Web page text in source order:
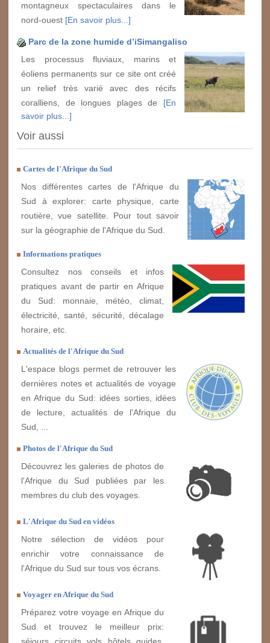
montagneux spectaculaires dans le
nord-ouest [En savoir plus...]
Parc de la zone humide d’iSimangaliso
Les processus fluviaux, marins et
éoliens permanents sur ce site ont créé
un relief très varié avec des récifs
coralliens, de longues plages de [En
savoir plus...]
Voir aussi
Cartes de l'Afrique du Sud
Nos différentes cartes de l'Afrique du
Sud à explorer: carte physique, carte
routière, vue satellite. Pour tout savoir
sur la géographie de l'Afrique du Sud.
Informations pratiques
Consultez nos conseils et infos
pratiques avant de partir en Afrique
du Sud: monnaie, météo, climat,
électricité, santé, sécurité, décalage
horaire, etc.
Actualités de l'Afrique du Sud
L'espace blogs permet de retrouver les
dernières notes et actualités de voyage
en Afrique du Sud: idées sorties, idées
de lecture, actualités de l'Afrique du
Sud, ...
Photos de l'Afrique du Sud
Découvrez les galeries de photos de
l'Afrique du Sud publiées par les
membres du club des voyages.
L'Afrique du Sud en vidéos
Notre sélection de vidéos pour
enrichir votre connaissance de
l'Afrique du Sud sur tous vos écrans.
Voyager en Afrique du Sud
Préparez votre voyage en Afrique du
Sud et trouvez le meilleur prix: